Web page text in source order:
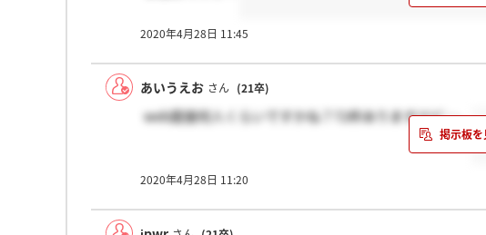
2020年4月28日 11:45
あいうえお さん (21卒)
web面接何人くらいですかね？72枠ありますけど…。
2020年4月28日 11:20